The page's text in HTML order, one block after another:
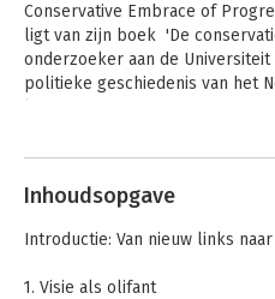
Conservative Embrace of
ligt van zijn boek  'De
onderzoeker aan de Universiteit
politieke geschiedenis van het
Andere boeken
Oudenampsen
Inhoudsopgave
Introductie: Van nieuw links
1. Visie als olifant